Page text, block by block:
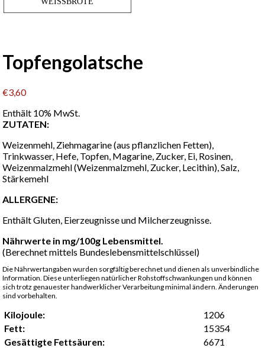
Topfengolatsche
€3,60
Enthält 10% MwSt.
ZUTATEN:
Weizenmehl, Ziehmagarine (aus pflanzlichen Fetten),
Trinkwasser, Hefe, Topfen, Magarine, Zucker, Ei, Rosinen,
Weizenmalzmehl (Weizenmalzmehl, Zucker, Lecithin), Salz,
Stärkemehl
ALLERGENE:
Enthält Gluten, Eierzeugnisse und Milcherzeugnisse.
Nährwerte in mg/100g Lebensmittel.
(Berechnet mittels Bundeslebensmittelschlüssel)
Die Nährwertangaben wurden sorgfältig berechnet und dienen als unverbindliche
Information. Diese unterliegen natürlicher Rohstoffschwankungen und können
sich trotz genauester handwerklicher Verarbeitung minimal ändern. Änderungen
sind vorbehalten.
Kilojoule:
1206
Fett:
15354
Gesättigte Fettsäuren:
6671